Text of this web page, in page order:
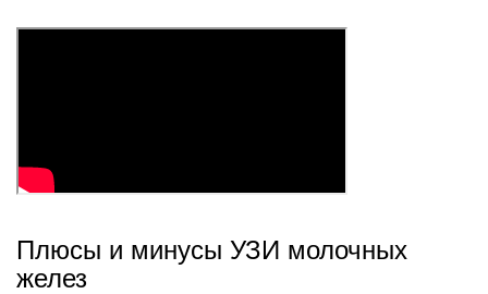
Плюсы и минусы УЗИ молочных
желез